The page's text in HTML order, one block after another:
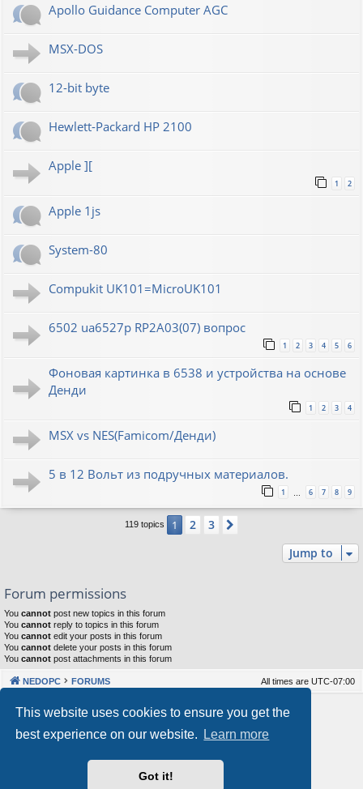
This website uses cookies to ensure you get the
best experience on our website.
Learn more
Got it!
Apollo Guidance Computer AGC
MSX-DOS
12-bit byte
Hewlett-Packard HP 2100
Apple ][
1 2
Apple 1js
System-80
Compukit UK101=MicroUK101
6502 ua6527p RP2A03(07) вопрос
1 2 3 4 5 6
Фоновая картинка в 6538 и устройства на основе
Денди
1 2 3 4
MSX vs NES(Famicom/Денди)
5 в 12 Вольт из подручных материалов.
1 … 6 7 8 9
119 topics 1 2 3
Jump to
Forum permissions
You cannot post new topics in this forum
You cannot reply to topics in this forum
You cannot edit your posts in this forum
You cannot delete your posts in this forum
You cannot post attachments in this forum
NEDOPC FORUMS All times are UTC-07:00
Powered by phpBB® Forum Software © phpBB Limited
Our VPS Hosting By RimuHosting
This server is located in London data center